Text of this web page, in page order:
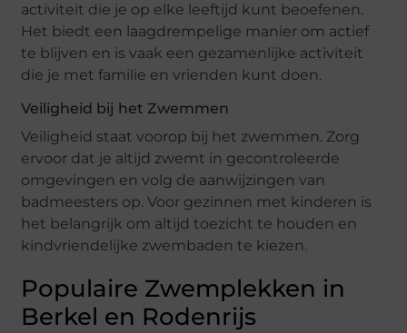
activiteit die je op elke leeftijd kunt beoefenen.
Het biedt een laagdrempelige manier om actief
te blijven en is vaak een gezamenlijke activiteit
die je met familie en vrienden kunt doen.
Veiligheid bij het Zwemmen
Veiligheid staat voorop bij het zwemmen. Zorg
ervoor dat je altijd zwemt in gecontroleerde
omgevingen en volg de aanwijzingen van
badmeesters op. Voor gezinnen met kinderen is
het belangrijk om altijd toezicht te houden en
kindvriendelijke zwembaden te kiezen.
Populaire Zwemplekken in
Berkel en Rodenrijs